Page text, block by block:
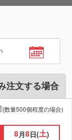
注文する場合
(数量500個程度の場合)
8 月8日(土)